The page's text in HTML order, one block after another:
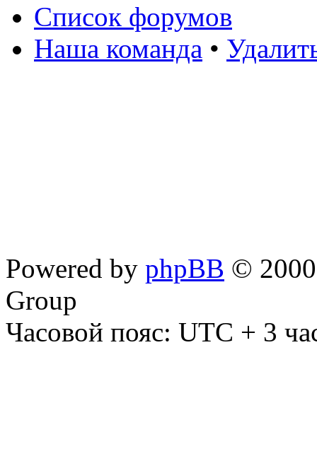
Список форумов
Наша команда •
Powered by phpBB ©
Group
Часовой пояс: UTC + 3